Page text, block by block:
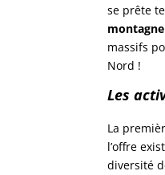
se prête
massifs
Nord !
Les
La
l’offre
diversité